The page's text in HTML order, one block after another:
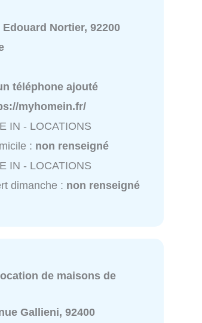
Edouard Nortier, 92200
téléphone ajouté
myhomein.fr/
IN - LOCATIONS
: non renseigné
IN - LOCATIONS
dimanche : non renseigné
de maisons de
Gallieni, 92400